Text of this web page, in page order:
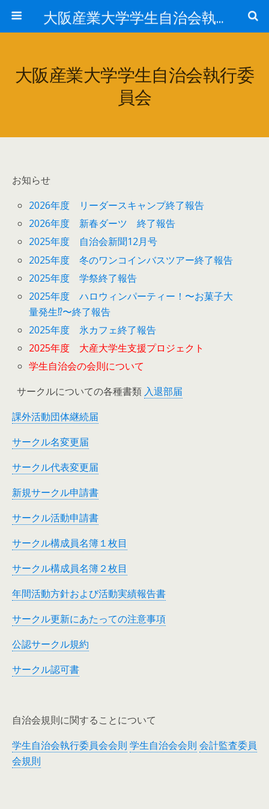
大阪産業大学学生自治会執行委員会
大阪産業大学学生自治会執行委
員会
お知らせ
2026年度 リーダースキャンプ終了報告
2026年度 新春ダーツ 終了報告
2025年度 自治会新聞12月号
2025年度 冬のワンコインバスツアー終了報告
2025年度 学祭終了報告
2025年度 ハロウィンパーティー！〜お菓子大
量発生⁉︎〜終了報告
2025年度 氷カフェ終了報告
2025年度 大産大学生支援プロジェクト
学生自治会の会則について
サークルについての各種書類 入退部届
課外活動団体継続届
サークル名変更届
サークル代表変更届
新規サークル申請書
サークル活動申請書
サークル構成員名簿１枚目
サークル構成員名簿２枚目
年間活動方針および活動実績報告書
サークル更新にあたっての注意事項
公認サークル規約
サークル認可書
自治会規則に関することについて
学生自治会執行委員会会則 学生自治会会則 会計監査委員
会規則